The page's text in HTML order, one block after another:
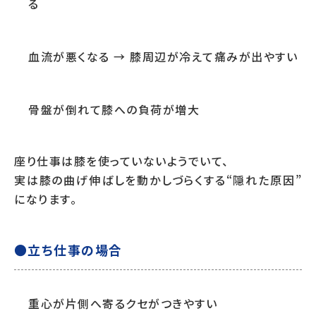
る
血流が悪くなる → 膝周辺が冷えて痛みが出やすい
骨盤が倒れて膝への負荷が増大
座り仕事は膝を使っていないようでいて、
実は膝の曲げ伸ばしを動かしづらくする“隠れた原因”
になります。
●立ち仕事の場合
重心が片側へ寄るクセがつきやすい